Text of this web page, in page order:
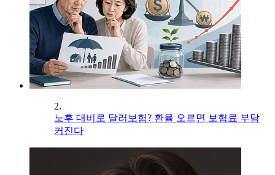
2.
노후 대비로 달러보험? 환율 오르면 보험료 부담
커진다